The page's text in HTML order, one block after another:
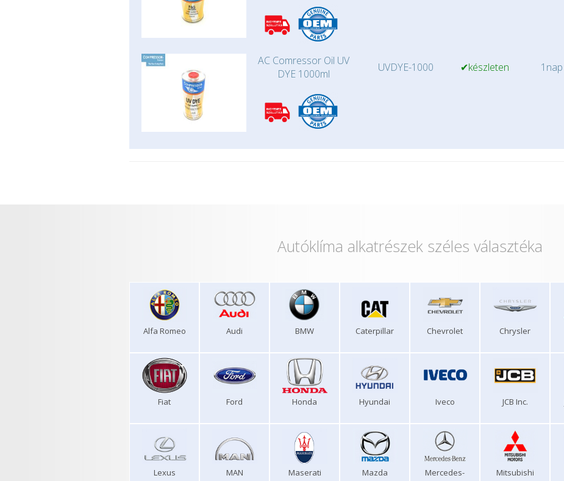
AC Comressor Oil UV
DYE 1000ml
UVDYE-1000 ✔készleten
1nap
Autóklíma alkatrészek széles választéka
Alfa Romeo Audi BMW Caterpillar Chevrolet Chrysler
Fiat Ford Honda Hyundai Iveco JCB Inc.
Lexus MAN Maserati Mazda
Mercedes-
Mitsubishi